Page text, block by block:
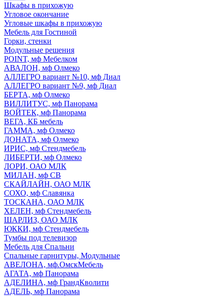
Шкафы в прихожую
Угловое окончание
Угловые шкафы в прихожую
Мебель для Гостиной
Горки, стенки
Модульные решения
POINT, мф Мебелком
АВАЛОН, мф Олмеко
АЛЛЕГРО вариант №10, мф Диал
АЛЛЕГРО вариант №9, мф Диал
БЕРТА, мф Олмеко
ВИЛЛИТУС, мф Панорама
ВОЙТЕК, мф Панорама
ВЕГА, КБ мебель
ГАММА, мф Олмеко
ДОНАТА, мф Олмеко
ИРИС, мф Стендмебель
ЛИБЕРТИ, мф Олмеко
ЛОРИ, ОАО МЛК
МИЛАН, мф СВ
СКАЙЛАЙН, ОАО МЛК
СОХО, мф Славянка
ТОСКАНА, ОАО МЛК
ХЕЛЕН, мф Стендмебель
ШАРЛИЗ, ОАО МЛК
ЮККИ, мф Стендмебель
Тумбы под телевизор
Мебель для Спальни
Спальные гарнитуры, Модульные
АВЕЛОНА, мф.ОмскМебель
АГАТА, мф Панорама
АДЕЛИНА, мф ГрандКволити
АДЕЛЬ, мф Панорама